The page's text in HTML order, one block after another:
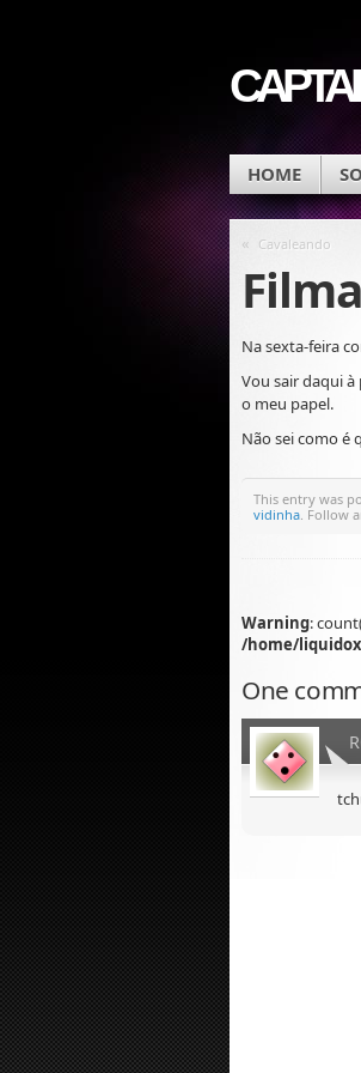
HOME
« Cavaleando
Na sexta-feira
Vou sair daqui
o meu papel.
Não sei como é
This entry was
vidinha . Follow
Warning:
/home/
One